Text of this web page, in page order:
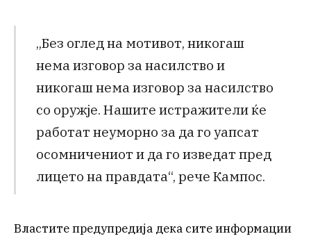
„Без оглед на мотивот, никогаш
нема изговор за насилство и
никогаш нема изговор за насилство
со оружје. Нашите истражители ќе
работат неуморно за да го уапсат
осомничениот и да го изведат пред
лицето на правдата“, рече Кампос.
Властите предупредија дека сите информации